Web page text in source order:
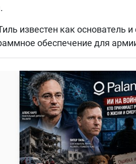
известен как основатель
обеспечение для